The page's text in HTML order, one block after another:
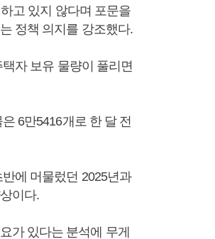
고 있지 않다며 포문을
정책 의지를 강조했다.
자 보유 물량이 풀리면
6만5416개로 한 달 전
에 머물렀던 2025년과
이다.
가 있다는 분석에 무게